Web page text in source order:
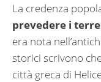
La credenza
prevedere i
era nota
storici scrivono
città greca di